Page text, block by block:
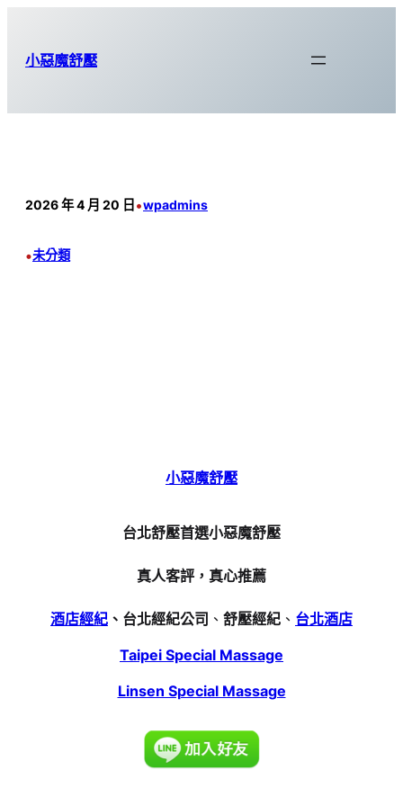
小惡魔舒壓
2026 年 4 月 20 日 •wpadmins
•未分類
小惡魔舒壓
台北舒壓首選小惡魔舒壓
真人客評，真心推薦
酒店經紀 、台北經紀公司 、 舒壓經紀 、 台北酒店
Taipei Special Massage
Linsen Special Massage